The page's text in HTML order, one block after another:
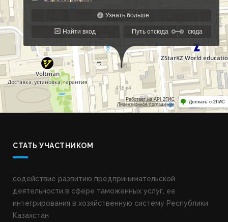
СТАТЬ УЧАСТНИКОМ
содействие развитию предпринимательской
деятельности в сфере таможенных услуг, ее
интегрирования в хозяйственную систему Республики
Казахстан